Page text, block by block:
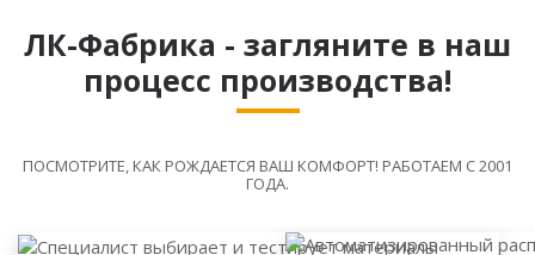
ЛК-Фабрика - загляните в наш
процесс производства!
ПОСМОТРИТЕ, КАК РОЖДАЕТСЯ ВАШ КОМФОРТ! РАБОТАЕМ С 2001
ГОДА.